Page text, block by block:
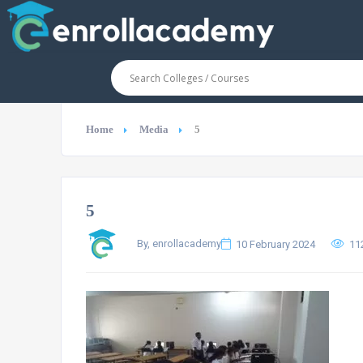
Home Media 5
5
By, enrollacademy 10 February 2024